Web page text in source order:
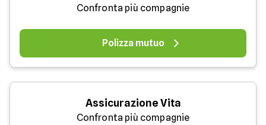
Confronta più compagnie
Polizza mutuo
Assicurazione Vita
Confronta più compagnie